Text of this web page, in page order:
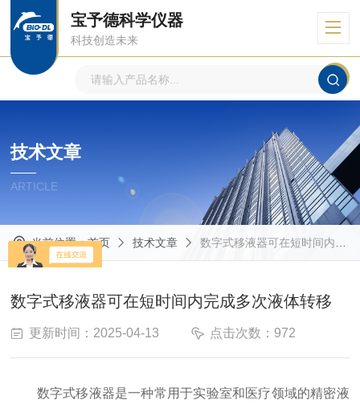
宝予德科学仪器
科技创造未来
技术文章
ARTICLE
当前位置：首页 技术文章 数字式移液器可在短时间内完成多次液体转移
数字式移液器可在短时间内完成多次液体转移
更新时间：2025-04-13 点击次数：972
数字式移液器是一种常用于实验室和医疗领域的精密液